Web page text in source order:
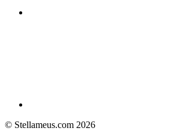
© Stellameus.com 2026